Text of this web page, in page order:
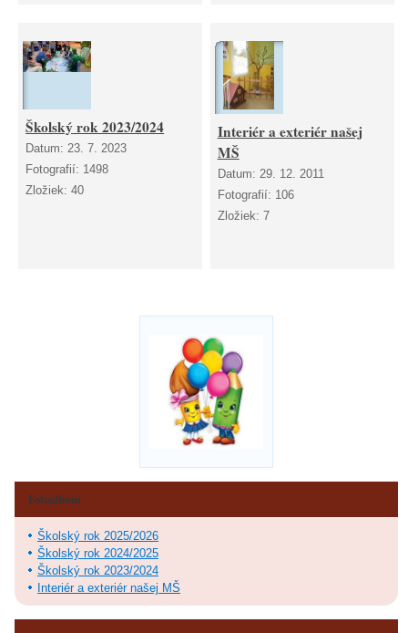
Školský rok 2023/2024
Datum:23. 7. 2023
Fotografií: 1498
Zložiek:40
Interiér a exteriér našej
MŠ
Datum: 29. 12. 2011
Fotografií: 106
Zložiek: 7
Fotoalbum
Školský rok 2025/2026
Školský rok 2024/2025
Školský rok 2023/2024
Interiér a exteriér našej MŠ